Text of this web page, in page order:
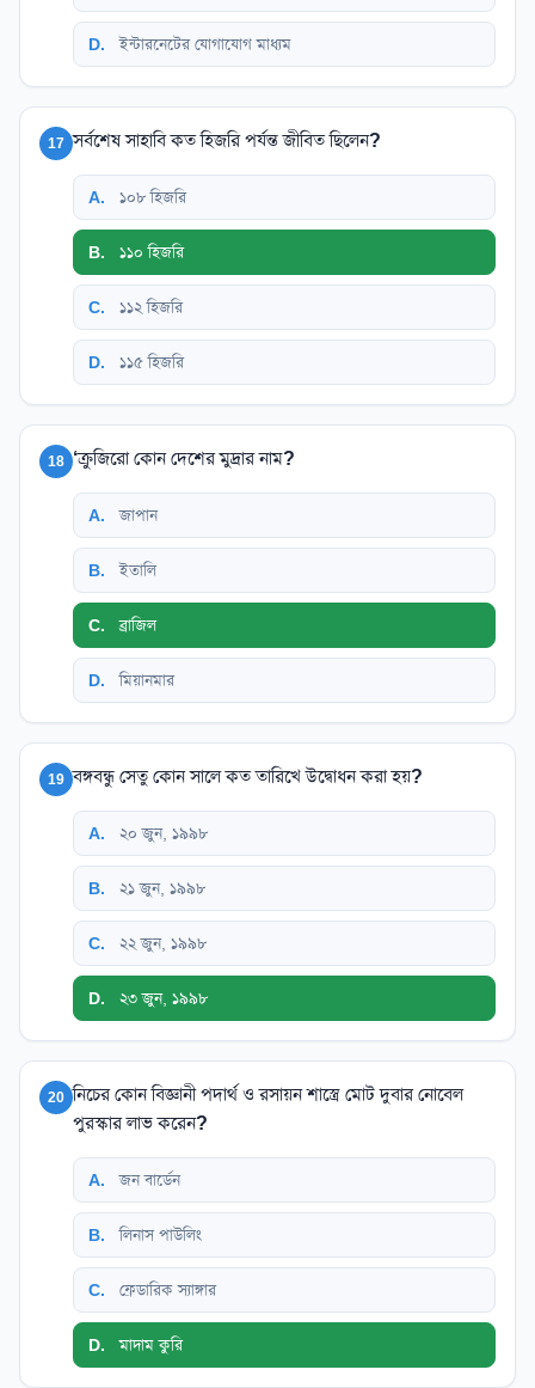
D. ইন্টারনেটের যোগাযোগ মাধ্যম
17 সর্বশেষ সাহাবি কত হিজরি পর্যন্ত জীবিত ছিলেন?
A. ১০৮ হিজরি
B. ১১০ হিজরি
C. ১১২ হিজরি
D. ১১৫ হিজরি
18 ‘ক্রুজিরো কোন দেশের মুদ্রার নাম?
A. জাপান
B. ইতালি
C. ব্রাজিল
D. মিয়ানমার
19 বঙ্গবন্ধু সেতু কোন সালে কত তারিখে উদ্বোধন করা হয়?
A. ২০ জুন, ১৯৯৮
B. ২১ জুন, ১৯৯৮
C. ২২ জুন, ১৯৯৮
D. ২৩ জুন, ১৯৯৮
20 নিচের কোন বিজ্ঞানী পদার্থ ও রসায়ন শাস্ত্রে মোট দুবার নোবেল
পুরস্কার লাভ করেন?
A. জন বার্ডেন
B. লিনাস পাউলিং
C. ফ্রেডারিক স্যাঙ্গার
D. মাদাম কুরি